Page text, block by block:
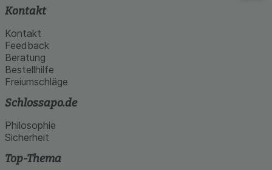
Kontakt
Kontakt
Feedback
Beratung
Bestellhilfe
Freiumschläge
Schlossapo.de
Philosophie
Sicherheit
Top-Thema